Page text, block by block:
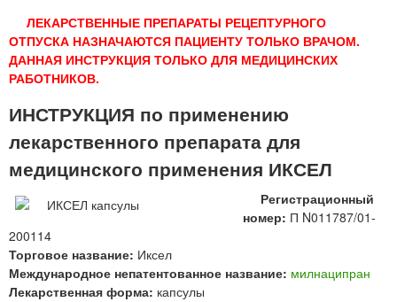
ЛЕКАРСТВЕННЫЕ ПРЕПАРАТЫ РЕЦЕПТУРНОГО
ОТПУСКА НАЗНАЧАЮТСЯ ПАЦИЕНТУ ТОЛЬКО ВРАЧОМ.
ДАННАЯ ИНСТРУКЦИЯ ТОЛЬКО ДЛЯ МЕДИЦИНСКИХ
РАБОТНИКОВ.
ИНСТРУКЦИЯ по применению
лекарственного препарата для
медицинского применения ИКСЕЛ
Регистрационный
номер: П N011787/01-
200114
Торговое название: Иксел
Международное непатентованное название: милнаципран
Лекарственная форма: капсулы